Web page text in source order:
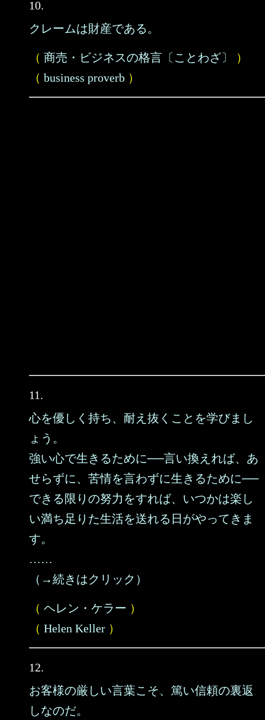
10.
クレームは財産である。
（ 商売・ビジネスの格言〔ことわざ〕
）
（ business proverb ）
11.
心を優しく持ち、耐え抜くことを学びまし
ょう。
強い心で生きるために──言い換えれば、あ
せらずに、苦情を言わずに生きるために──
できる限りの努力をすれば、いつかは楽し
い満ち足りた生活を送れる日がやってきま
す。
……
（→続きはクリック）
（ ヘレン・ケラー ）
（ Helen Keller ）
12.
お客様の厳しい言葉こそ、篤い信頼の裏返
しなのだ。